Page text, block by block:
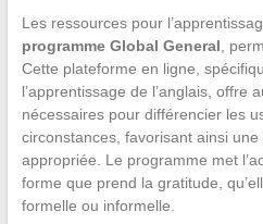
Les ressources pour
programme Global General ,
Cette plateforme en ligne,
l’apprentissage de l’anglais, offre
nécessaires pour différencier les
circonstances, favorisant ainsi
appropriée. Le programme met
forme que prend la gratitude,
formelle ou informelle.